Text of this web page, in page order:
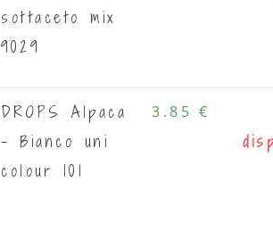
sottaceto mix
9029
DROPS Alpaca
- Bianco uni
colour 101
3.85 €